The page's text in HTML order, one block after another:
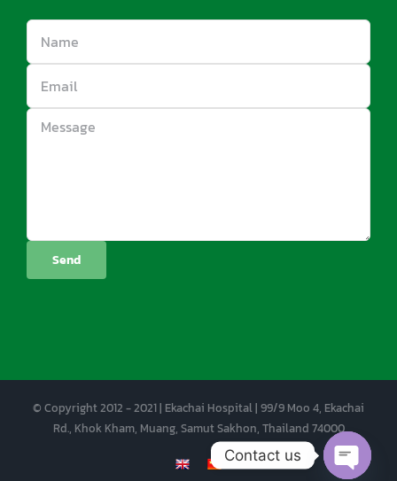
© Copyright 2012 - 2021 | Ekachai Hospital | 99/9 Moo 4, Ekachai
Rd., Khok Kham, Muang, Samut Sakhon, Thailand 74000
EN CNContact us